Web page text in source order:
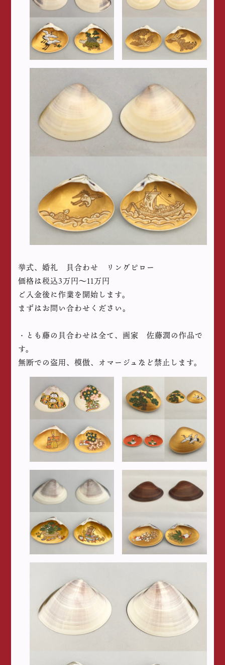
挙式、婚礼 貝合わせ リングピロー
価格は税込3万円〜11万円
ご入金後に作業を開始します。
まずはお問い合わせください。
・とも藤の貝合わせは全て、画家 佐藤潤の作品で
す。
無断での盗用、模倣、オマージュなど禁止します。